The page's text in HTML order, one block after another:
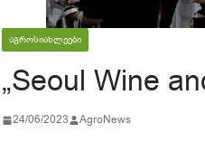
ᲐᲒᲠᲝᲡᲘᲐᲮᲚᲔᲔᲑᲘ
„Seoul Wine
24/06/2023 AgroNews